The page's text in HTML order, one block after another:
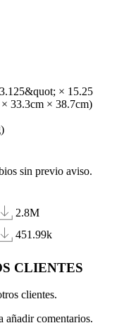
× 15.25
33.3cm × 38.7cm)
sin previo aviso.
2.8M
451.99k
CLIENTES
clientes.
añadir comentarios.